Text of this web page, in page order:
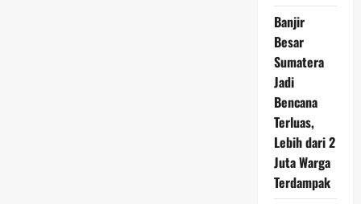
Banjir
Besar
Sumatera
Jadi
Bencana
Terluas,
Lebih dari 2
Juta Warga
Terdampak